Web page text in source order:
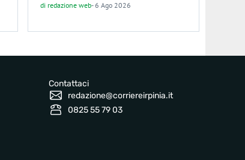
di redazione web-6 Ago 2026
Contattaci
redazione@corriereirpinia.it
0825 55 79 03